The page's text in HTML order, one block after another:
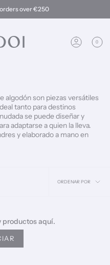
over €250
Cuenta
0
algodón son piezas versátiles
tanto para destinos
se puede diseñar y
adaptarse a quien la lleva.
y elaborado a mano en
Ordenar
ORDENAR POR
productos aquí.